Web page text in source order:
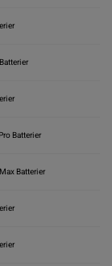
Batterier
Batterier